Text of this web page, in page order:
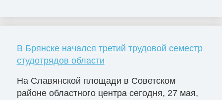
В Брянске начался третий трудовой семестр
студотрядов области
На Славянской площади в Советском
районе областного центра сегодня, 27 мая,